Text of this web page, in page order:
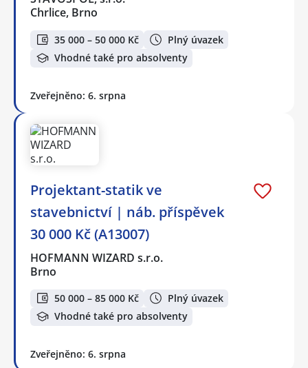
Chrlice, Brno
35 000 – 50 000 Kč
Plný úvazek
Vhodné také pro absolventy
Zveřejněno: 6. srpna
️Projektant-statik ve
stavebnictví | náb. příspěvek
30 000 Kč (A13007)
HOFMANN WIZARD s.r.o.
Brno
50 000 – 85 000 Kč
Plný úvazek
Vhodné také pro absolventy
Zveřejněno: 6. srpna